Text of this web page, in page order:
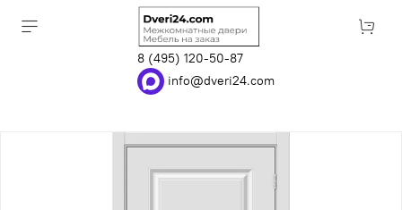
8 (495) 120-50-87
info@dveri24.com